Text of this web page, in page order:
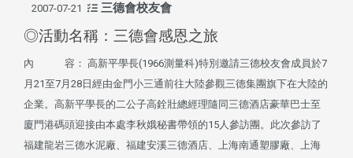
2007-07-21 三德會校友會
◎活動名稱：三德會感恩之旅
內 容： 高新平學長(1966測量科)特別邀請三德校友會成員於7
月21至7月28日經由金門小三通前往大陸參觀三德集團旗下在大陸的
企業。高新平學長的二公子高銓壯總經理隨同三德酒店豪華巴士至
廈門港碼頭迎接由本處李秋娥秘書帶領的15人參訪團。此次參訪了
福建龍岩三德水泥廠、福建安溪三德酒店、上海南通塑膠廠、上海